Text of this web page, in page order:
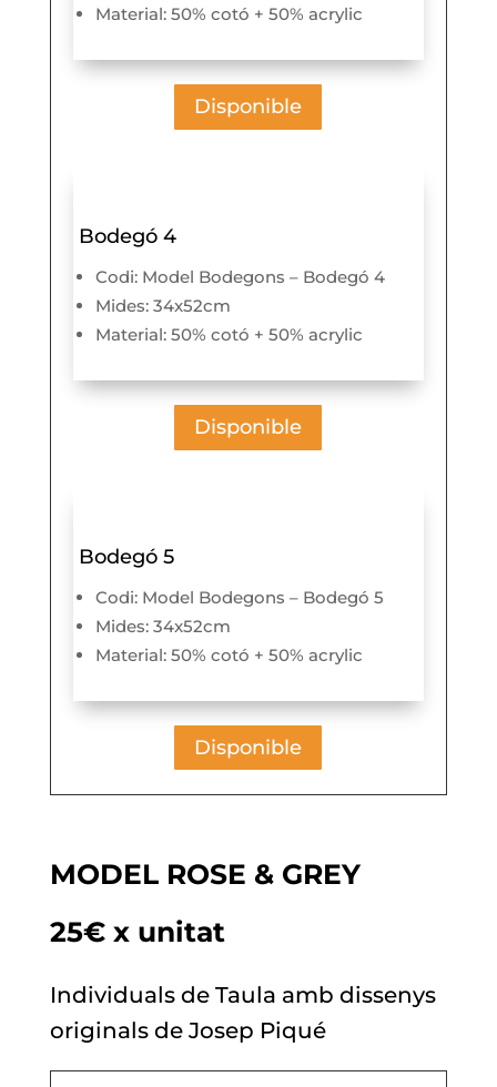
Material: 50% cotó + 50% acrylic
Disponible
Bodegó 4
Codi: Model Bodegons – Bodegó 4
Mides: 34x52cm
Material: 50% cotó + 50% acrylic
Disponible
Bodegó 5
Codi: Model Bodegons – Bodegó 5
Mides: 34x52cm
Material: 50% cotó + 50% acrylic
Disponible
MODEL ROSE & GREY
25€ x unitat
Individuals de Taula amb dissenys
originals de Josep Piqué